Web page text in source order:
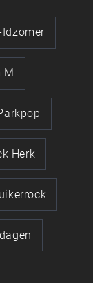
Idzomer
M
Herk